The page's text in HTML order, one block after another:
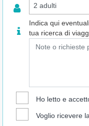
Indica qui
tua ricerca di
Ho letto e
Voglio ricevere